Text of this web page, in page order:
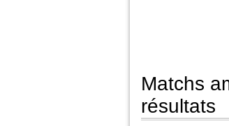
Matchs
résultats